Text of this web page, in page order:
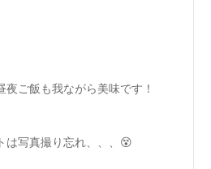
ご飯も我ながら美味です！
は写真撮り忘れ、、、😵